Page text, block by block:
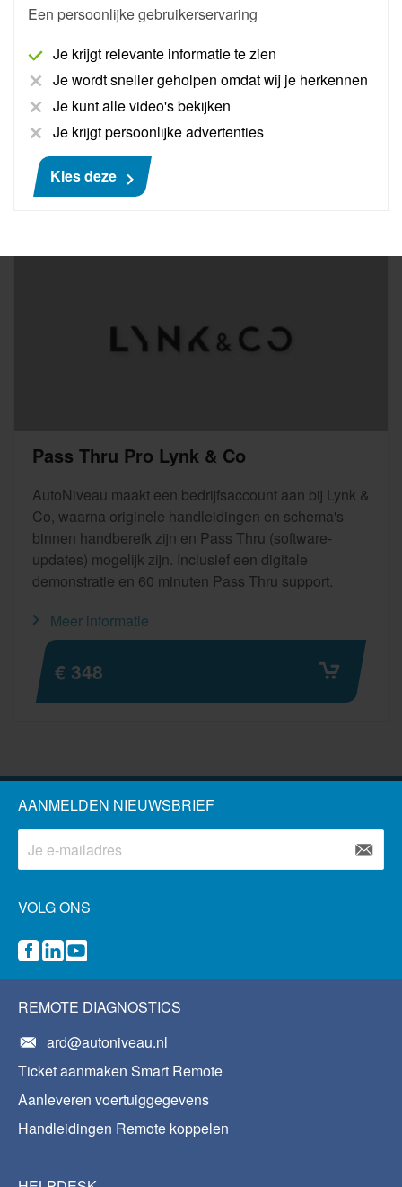
Een persoonlijke gebruikerservaring
Je krijgt relevante informatie te zien
Je wordt sneller geholpen omdat wij je herkennen
Je kunt alle video's bekijken
Je krijgt persoonlijke advertenties
Kies deze
Pass Thru Basic Lynk & Co
AutoNiveau maakt een bedrijfsaccount aan bij Lynk &
Co waarna originele handleidingen en schema's
binnen handbereik zijn. Inclusief 30 minuten support.
Meer informatie
€ 175
Pass Thru Pro Lynk & Co
AutoNiveau maakt een bedrijfsaccount aan bij Lynk &
Co, waarna originele handleidingen en schema's
binnen handbereik zijn en Pass Thru (software-
updates) mogelijk zijn. Inclusief een digitale
demonstratie en 60 minuten Pass Thru support.
Meer informatie
€ 348
AANMELDEN NIEUWSBRIEF
VOLG ONS
REMOTE DIAGNOSTICS
ard@autoniveau.nl
Ticket aanmaken Smart Remote
Aanleveren voertuiggegevens
Handleidingen Remote koppelen